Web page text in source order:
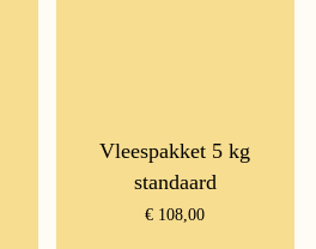
Vleespakket 5 kg
standaard
€ 108,00